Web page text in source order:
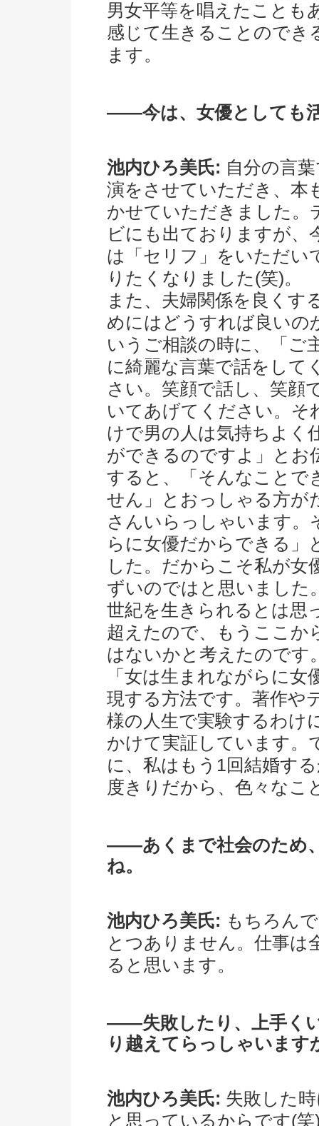
男女平等を唱えたことも
感じて生きることのでき
ます。
――今は、女優としても
池内ひろ美氏: 自分の言
演をさせていただき、本
かせていただきました。
ビにも出ておりますが、
は「セリフ」をいただい
りたくなりました(笑)。
また、夫婦関係を良くす
めにはどうすれば良いの
いうご相談の時に、「ご
に綺麗な言葉で話をして
さい。笑顔で話し、笑顔
いてあげてください。そ
けで男の人は気持ちよく
ができるのですよ」とお
すると、「そんなことで
せん」とおっしゃる方が
さんいらっしゃいます。
らに女優だからできる」
した。だからこそ私が
ずいのではと思いました
世紀を生きられるとは思
超えたので、もうここか
はないかと考えたのです
「女は生まれながらに
現する方法です。著作や
様の人生で実験するわけ
かけて実証しています。
に、私はもう1回結婚す
度きりだから、色々なこ
――あくまで社会のため
ね。
池内ひろ美氏: もちろん
とつありません。仕事は
ると思います。
――失敗したり、上手く
り越えてらっしゃいます
池内ひろ美氏: 失敗した
と思っているからです(